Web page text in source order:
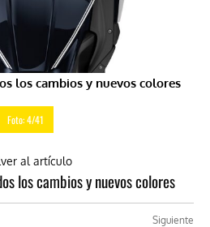
los cambios y nuevos colores
Foto: 4/41
al artículo
los cambios y nuevos colores
Siguiente